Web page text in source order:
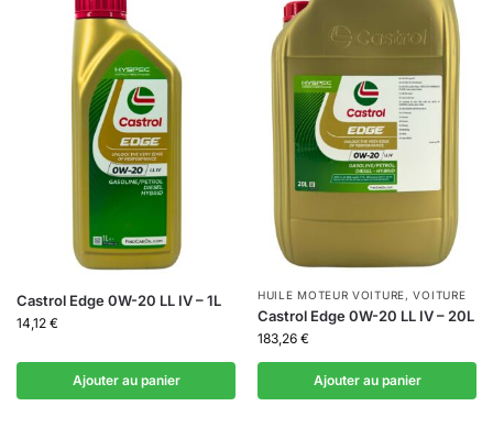
Castrol Edge 0W-20 LL IV – 1L
14,12 €
Ajouter au panier
HUILE MOTEUR VOITURE,VOITURE
Castrol Edge 0W-20 LL IV – 20L
183,26 €
Ajouter au panier